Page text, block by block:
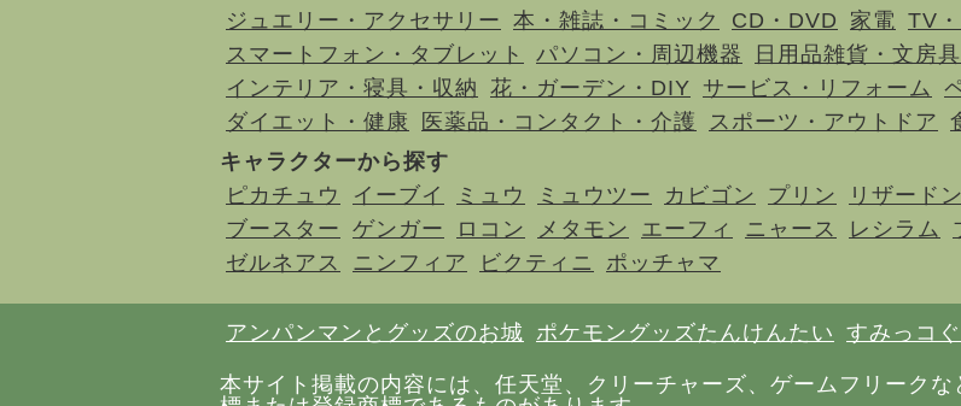
ジュエリー・アクセサリー 本・雑誌・コミック CD・DVD 家電 TV
スマートフォン・タブレット
パソコン・周辺機器 日用品雑貨・文房
インテリア・寝具・収納 花・ガーデン・DIY サービス・リフォーム
ダイエット・健康
医薬品・コンタクト・介護 スポーツ・アウトドア
キャラクターから探す
ピカチュウ
イーブイ ミュウ ミュウツー カビゴン プリン リザードン
ブースター ゲンガー ロコン メタモン エーフィ ニャース レシラム
ゼルネアス
ニンフィア ビクティニ ポッチャマ
アンパンマンとグッズのお城 ポケモングッズたんけんたい すみっコ
本サイト掲載の内容には、任天堂、クリーチャーズ、ゲームフリーク